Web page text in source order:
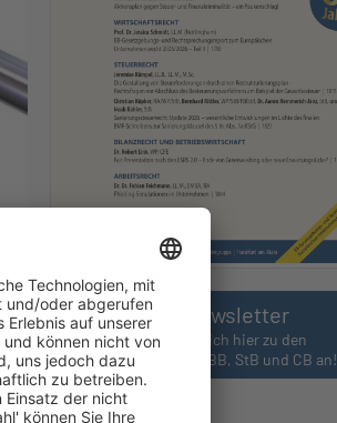
Newsletter
Melden Sie sich hier zu den
Newslettern des BB, StB und CB an!